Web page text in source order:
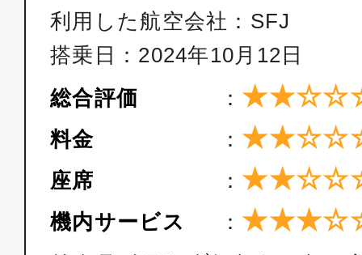
利用した航空会社：SFJ
搭乗日：2024年10月12日
総合評価
：
料金 ：
座席 ：
機内サービス ：